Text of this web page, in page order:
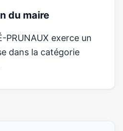
du maire
PRUNAUX exerce un
dans la catégorie